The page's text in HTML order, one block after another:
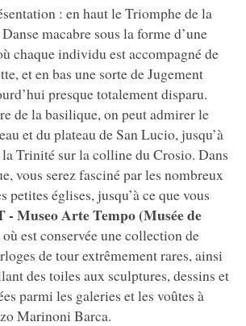
: en haut le Triomphe de la
macabre sous la forme d’une
chaque individu est accompagné de
et en bas une sorte de Jugement
presque totalement disparu.
de la basilique, on peut admirer le
et du plateau de San Lucio, jusqu’à
Trinité sur la colline du Crosio. Dans
vous serez fasciné par les nombreux
petites églises, jusqu’à ce que vous
- Museo Arte Tempo (Musée de
est conservée une collection de
de tour extrêmement rares, ainsi
des toiles aux sculptures, dessins et
parmi les galeries et les voûtes à
Marinoni Barca.